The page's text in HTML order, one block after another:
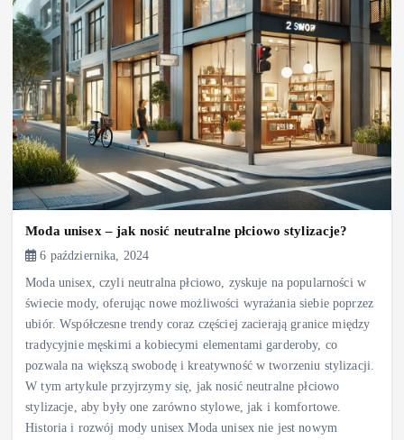
Moda unisex – jak nosić neutralne płciowo stylizacje?
6 października, 2024
Moda unisex, czyli neutralna płciowo, zyskuje na popularności w
świecie mody, oferując nowe możliwości wyrażania siebie poprzez
ubiór. Współczesne trendy coraz częściej zacierają granice między
tradycyjnie męskimi a kobiecymi elementami garderoby, co
pozwala na większą swobodę i kreatywność w tworzeniu stylizacji.
W tym artykule przyjrzymy się, jak nosić neutralne płciowo
stylizacje, aby były one zarówno stylowe, jak i komfortowe.
Historia i rozwój mody unisex Moda unisex nie jest nowym